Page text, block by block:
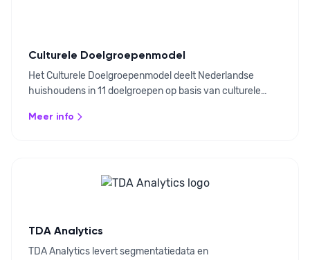
Culturele Doelgroepenmodel
Het Culturele Doelgroepenmodel deelt Nederlandse
huishoudens in 11 doelgroepen op basis van culturele
kunnen klanten direct worden gesegmenteerd volgens dit
Meer info
TDA Analytics
TDA Analytics levert segmentatiedata en